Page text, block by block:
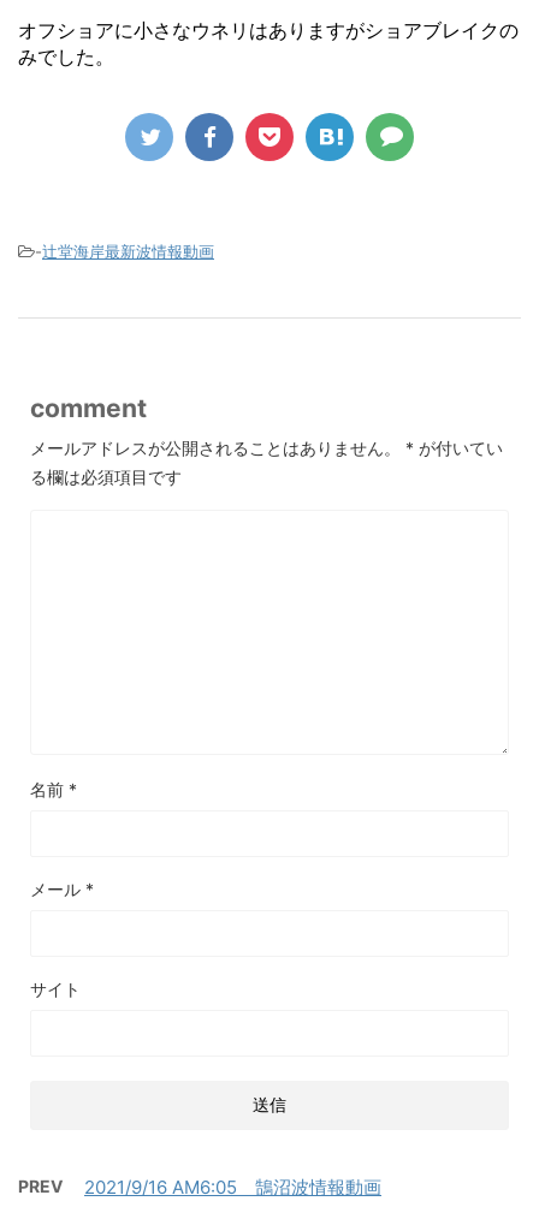
オフショアに小さなウネリはありますがショアブレイクの
みでした。
-辻堂海岸最新波情報動画
comment
メールアドレスが公開されることはありません。 * が付いてい
る欄は必須項目です
名前 *
メール *
サイト
PREV 2021/9/16 AM6:05 鵠沼波情報動画